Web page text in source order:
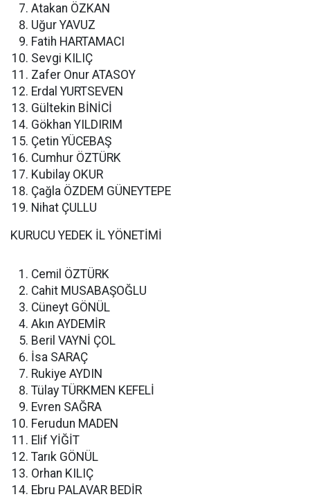
Atakan ÖZKAN
Uğur YAVUZ
Fatih HARTAMACI
Sevgi KILIÇ
Zafer Onur ATASOY
Erdal YURTSEVEN
Gültekin BİNİCİ
Gökhan YILDIRIM
Çetin YÜCEBAŞ
Cumhur ÖZTÜRK
Kubilay OKUR
Çağla ÖZDEM GÜNEYTEPE
Nihat ÇULLU
KURUCU YEDEK İL YÖNETİMİ
Cemil ÖZTÜRK
Cahit MUSABAŞOĞLU
Cüneyt GÖNÜL
Akın AYDEMİR
Beril VAYNİ ÇOL
İsa SARAÇ
Rukiye AYDIN
Tülay TÜRKMEN KEFELİ
Evren SAĞRA
Ferudun MADEN
Elif YİĞİT
Tarık GÖNÜL
Orhan KILIÇ
Ebru PALAVAR BEDİR